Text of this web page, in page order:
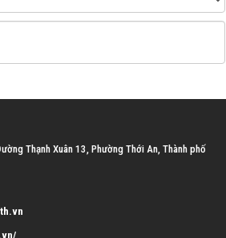
Thạnh Xuân 13, Phường Thới An, Thành phố